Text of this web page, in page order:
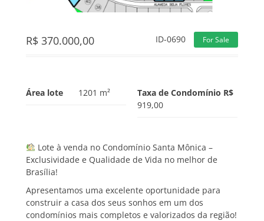
R$ 370.000,00 ID-0690 For Sale
Área lote 1201 m²
Taxa de Condomínio R$
919,00
Lote à venda no Condomínio Santa Mônica –
Exclusividade e Qualidade de Vida no melhor de
Brasília!
Apresentamos uma excelente oportunidade para
construir a casa dos seus sonhos em um dos
condomínios mais completos e valorizados da região!